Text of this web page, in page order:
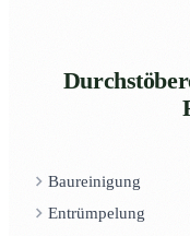
Baureinigung
Entrümpelung